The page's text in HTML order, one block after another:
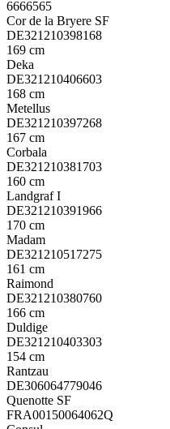
6666565
Cor de la Bryere SF
DE321210398168
169 cm
Deka
DE321210406603
168 cm
Metellus
DE321210397268
167 cm
Corbala
DE321210381703
160 cm
Landgraf I
DE321210391966
170 cm
Madam
DE321210517275
161 cm
Raimond
DE321210380760
166 cm
Duldige
DE321210403303
154 cm
Rantzau
DE306064779046
Quenotte SF
FRA00150064062Q